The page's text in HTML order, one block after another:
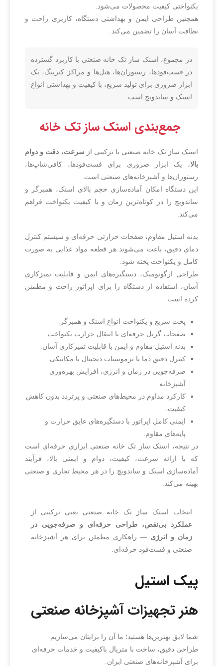
یکنواختی کیفیت محصولات می‌شود.
همچنین طراحی ایمن و بهداشتی دستگاه، کاربری راحت و
نظافت آسان را تضمین می‌کند.
در مجموع، اسنک ساز تک خانه صنعتی با کاربرد گسترده
در فست‌فودها، رستوران‌ها، هتل‌ها و مراکز کترینگ، یک
ابزار ضروری برای تولید سریع، با کیفیت و بهداشتی انواع
اسنک و ساندویچ است.
جمع‌بندی اسنک ساز تک خانه
اسنک ساز تک خانه صنعتی با ترکیبی از سرعت، دقت و دوام
بالا، یک ابزار ضروری برای فست‌فودها، کافی‌شاپ‌ها،
رستوران‌ها و آشپزخانه‌های صنعتی است.
این دستگاه امکان آماده‌سازی حجم بالای اسنک، همبرگر و
ساندویچ را در کوتاه‌ترین زمان و با کیفیت یکنواخت فراهم
می‌کند.
بدنه استیل مقاوم، صفحات حرارتی حرفه‌ای و سیستم کنترل
دمای دقیق، باعث می‌شوند هر قطعه مواد غذایی به صورت
کامل و یکنواخت پخته شود.
طراحی ارگونومیک، دستگیره‌های ایمن و قابلیت تمیزکاری
آسان، استفاده از دستگاه را برای اپراتور راحت و مطمئن
کرده است.
پخت سریع و یکنواخت انواع اسنک و همبرگر.
صفحات گریل حرفه‌ای با انتقال حرارت یکنواخت.
بدنه استیل مقاوم و ایمن با قابلیت تمیزکاری آسان.
کنترل دقیق دما با ترموستات دیجیتال یا مکانیکی.
صرفه‌جویی در زمان و انرژی، افزایش بهره‌وری
آشپزخانه.
کارکرد مداوم در محیط‌های صنعتی و پرتردد بدون کاهش
کیفیت.
ایمنی کامل اپراتور با دستگیره‌های عایق حرارت و
پایه‌های مقاوم.
در نتیجه، اسنک ساز تک خانه صنعتی ابزاری حرفه‌ای است
که با ارائه سرعت، کیفیت، دوام و ایمنی بالا، فرآیند
آماده‌سازی اسنک و ساندویچ را در هر محیط تجاری و صنعتی
بهینه می‌کند.
انتخاب اسنک ساز تک خانه صنعتی یعنی ترکیبی از
عملکرد بی‌نقص، طراحی حرفه‌ای و صرفه‌جویی در
زمان و انرژی — راهکاری مطمئن برای هر آشپزخانه
صنعتی و فست‌فود حرفه‌ای.
پیک استیل
هنر تجهیزات آشپزخانه صنعتی
شما لایق بهترین‌ها هستید؛ ما آن را برایتان می‌سازیم.
طراحی دقیق، ساخت با متریال باکیفیت و خدمات حرفه‌ای
برای آشپزخانه‌های صنعتی ایران.